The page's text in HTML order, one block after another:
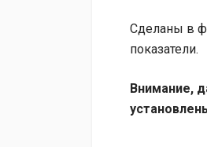
Сделаны в
показатели.
Внимание,